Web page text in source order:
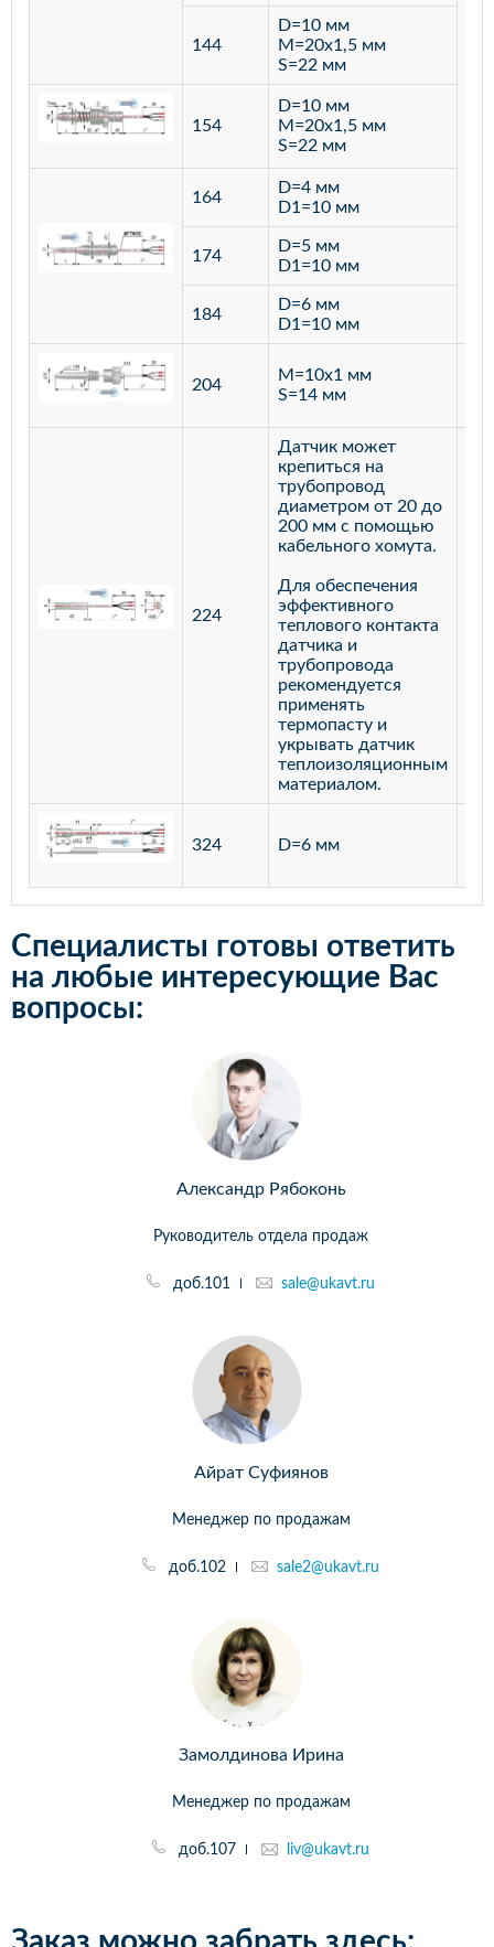
144
D=10 мм
M=20х1,5 мм
S=22 мм
154
D=10 мм
M=20х1,5 мм
S=22 мм
164
D=4 мм
D1=10 мм
174
D=5 мм
D1=10 мм
184
D=6 мм
D1=10 мм
204
M=10х1 мм
S=14 мм
224
Датчик может
крепиться на
трубопровод
диаметром от 20 до
200 мм с помощью
кабельного хомута.
Для обеспечения
эффективного
теплового контакта
датчика и
трубопровода
рекомендуется
применять
термопасту и
укрывать датчик
теплоизоляционным
материалом.
324 D=6 мм
Специалисты готовы ответить
на любые интересующие Вас
вопросы:
Александр Рябоконь
Руководитель отдела продаж
доб.101 sale@ukavt.ru
Айрат Суфиянов
Менеджер по продажам
доб.102 sale2@ukavt.ru
Замолдинова Ирина
Менеджер по продажам
доб.107 liv@ukavt.ru